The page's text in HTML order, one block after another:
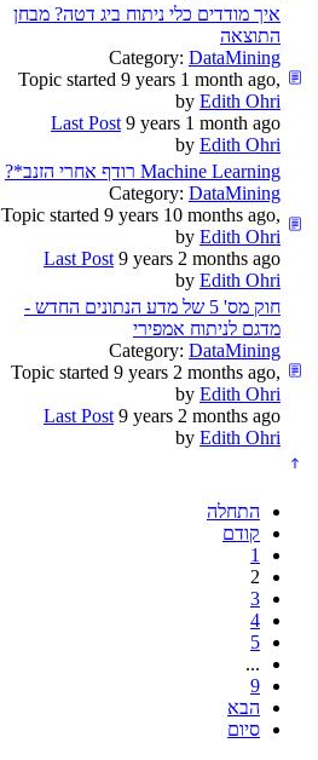
איך מודדים כלי ניתוח ביג דטה? מבחן
התוצאה
Category: DataMining
Topic started 9 years 1 month ago,
by Edith Ohri
Last Post 9 years 1 month ago
by Edith Ohri
Machine Learning רודף אחרי הזנב*?
Category: DataMining
Topic started 9 years 10 months ago,
by Edith Ohri
Last Post 9 years 2 months ago
by Edith Ohri
חוק מס' 5 של מדע הנתונים החדש -
מדגם לניתוח אמפירי
Category: DataMining
Topic started 9 years 2 months ago,
by Edith Ohri
Last Post 9 years 2 months ago
by Edith Ohri
התחלה
קודם
1
2
3
4
5
...
9
הבא
סיום